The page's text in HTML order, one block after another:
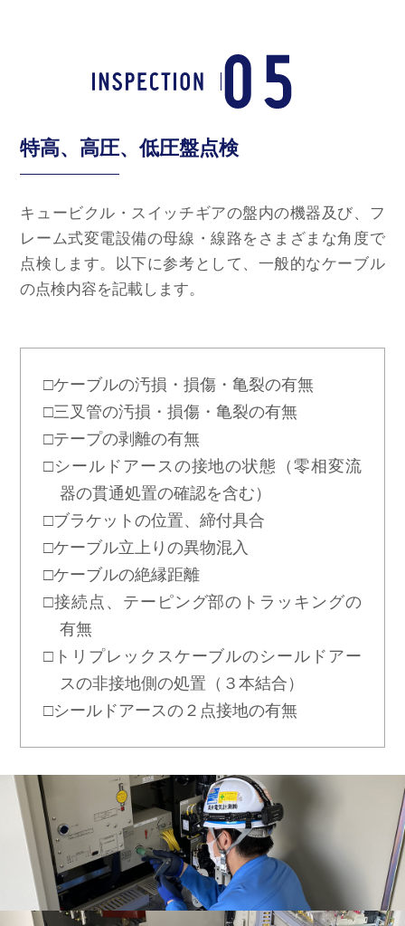
特高、高圧、低圧盤点検
キュービクル・スイッチギアの盤内の機器及び、フ
レーム式変電設備の母線・線路をさまざまな角度で
点検します。以下に参考として、一般的なケーブル
の点検内容を記載します。
□ケーブルの汚損・損傷・亀裂の有無
□三叉管の汚損・損傷・亀裂の有無
□テープの剥離の有無
□シールドアースの接地の状態（零相変流
器の貫通処置の確認を含む）
□ブラケットの位置、締付具合
□ケーブル立上りの異物混入
□ケーブルの絶縁距離
□接続点、テーピング部のトラッキングの
有無
□トリプレックスケーブルのシールドアー
スの非接地側の処置（３本結合）
□シールドアースの２点接地の有無